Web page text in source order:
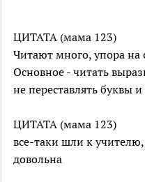
ЦИТАТА (мама 123)
Читают много, упора на
Основное - читать
не переставлять буквы и
ЦИТАТА (мама 123)
все-таки шли к
довольна